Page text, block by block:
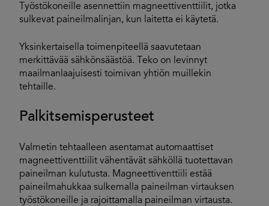
Työstökoneille asennettiin magneettiventtiilit, jotka
sulkevat paineilmalinjan, kun laitetta ei käytetä.
Yksinkertaisella toimenpiteellä saavutetaan
merkittävää sähkönsäästöä. Teko on levinnyt
maailmanlaajuisesti toimivan yhtiön muillekin
tehtaille.
Palkitsemisperusteet
Valmetin tehtaalleen asentamat automaattiset
magneettiventtiilit vähentävät sähköllä tuotettavan
paineilman kulutusta. Magneettiventtiili estää
paineilmahukkaa sulkemalla paineilman virtauksen
työstökoneille ja rajoittamalla paineilman virtausta.